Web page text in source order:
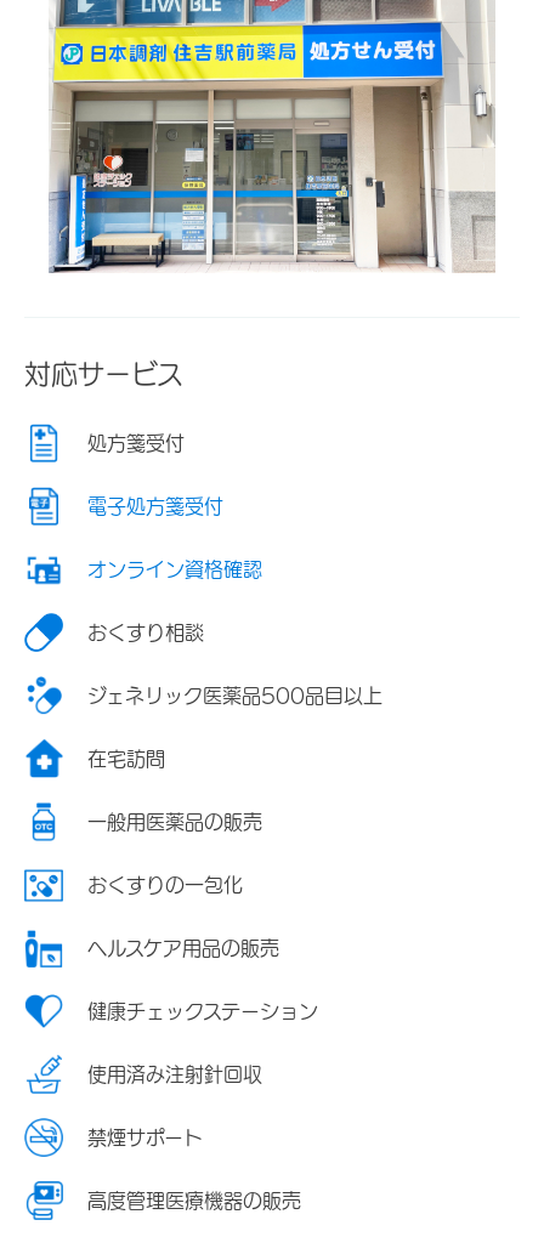
対応サービス
処方箋受付
電子処方箋受付
オンライン資格確認
おくすり相談
ジェネリック医薬品500品目以上
在宅訪問
一般用医薬品の販売
おくすりの一包化
ヘルスケア用品の販売
健康チェックステーション
使用済み注射針回収
禁煙サポート
高度管理医療機器の販売